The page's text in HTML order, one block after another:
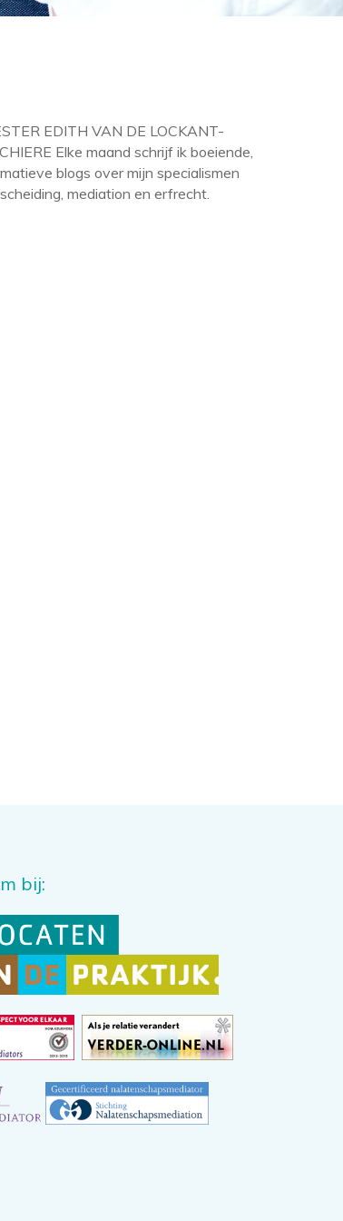
EDITH VAN DE LOCKANT-
Elke maand schrijf ik boeiende,
blogs over mijn specialismen
mediation en erfrecht.
bij: